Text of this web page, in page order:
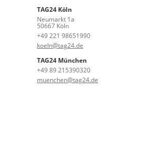
TAG24 Köln
Neumarkt 1a
50667 Köln
+49 221 98651990
koeln@tag24.de
TAG24 München
+49 89 215390320
muenchen@tag24.de